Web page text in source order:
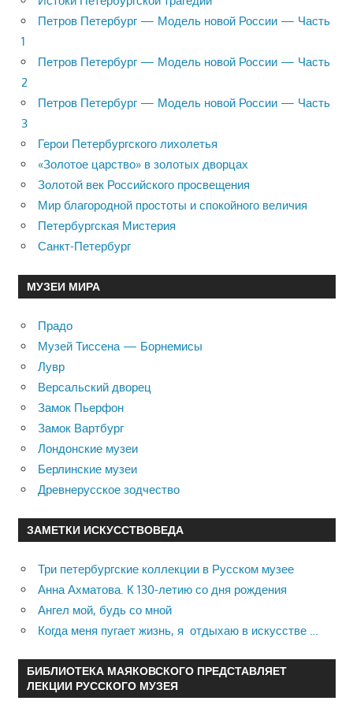
Петров Петербург — Модель новой России — Часть
1
Петров Петербург — Модель новой России — Часть
2
Петров Петербург — Модель новой России — Часть
3
Герои Петербургского лихолетья
«Золотое царство» в золотых дворцах
Золотой век Российского просвещения
Мир благородной простоты и спокойного величия
Петербургская Мистерия
Санкт-Петербург
МУЗЕИ МИРА
Прадо
Музей Тиссена — Борнемисы
Лувр
Версальский дворец
Замок Пьерфон
Замок Вартбург
Лондонские музеи
Берлинские музеи
Древнерусское зодчество
ЗАМЕТКИ ИСКУССТВОВЕДА
Три петербургские коллекции в Русском музее
Анна Ахматова. К 130-летию со дня рождения
Ангел мой, будь со мной
Когда меня пугает жизнь, я отдыхаю в искусстве …
БИБЛИОТЕКА МАЯКОВСКОГО ПРЕДСТАВЛЯЕТ
ЛЕКЦИИ РУССКОГО МУЗЕЯ